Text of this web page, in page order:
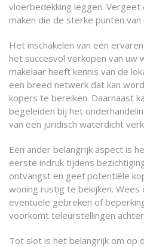
vloerbedekking leggen.
maken die de sterke punten van
Het inschakelen van een
het succesvol verkopen van uw
makelaar heeft kennis van de
een breed netwerk dat kan
kopers te bereiken. Daarnaast
begeleiden bij het
van een juridisch waterdicht
Een ander belangrijk aspect is
eerste indruk tijdens
ontvangst en geef potentiële
woning rustig te bekijken.
eventuele gebreken of
voorkomt teleurstellingen
Tot slot is het belangrijk om op